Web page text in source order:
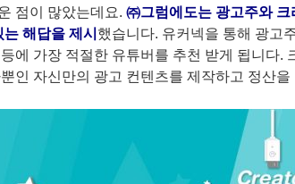
점이 많았는데요. ㈜그럼에도는 광고주와 크
해답을 제시 했습니다. 유커넥을 통해 광고
에 가장 적절한 유튜버를 추천 받게 됩니다.
인 자신만의 광고 컨텐츠를 제작하고 정산을